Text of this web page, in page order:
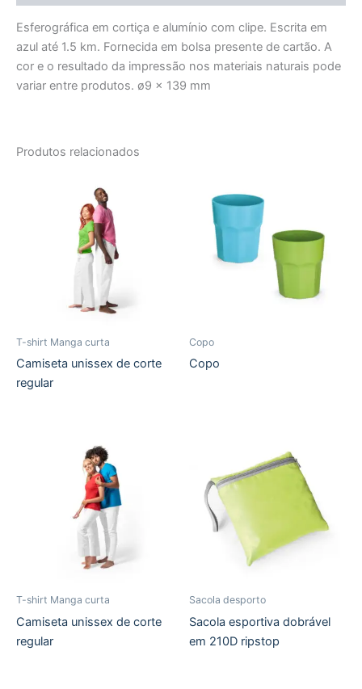
Esferográfica em cortiça e alumínio com clipe. Escrita em
azul até 1.5 km. Fornecida em bolsa presente de cartão. A
cor e o resultado da impressão nos materiais naturais pode
variar entre produtos. ø9 x 139 mm
Produtos relacionados
T-shirt Manga curta
Camiseta unissex de corte
regular
Copo
Copo
T-shirt Manga curta
Camiseta unissex de corte
regular
Sacola desporto
Sacola esportiva dobrável
em 210D ripstop